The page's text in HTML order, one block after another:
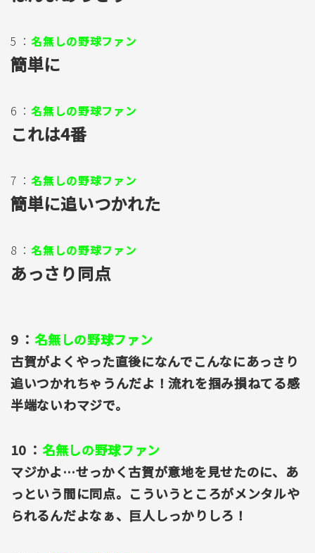
5 ：名無しの野球ファン
簡単に
6 ：名無しの野球ファン
これは4番
7 ：名無しの野球ファン
簡単に追いつかれた
8 ：名無しの野球ファン
あっさり同点
9 ：名無しの野球ファン
古賀がよくやった直後になんでこんなにあっさり
追いつかれちゃうんだよ！流れを掴み損ねてる感
半端ないわマジで。
10 ： 名無しの野球ファン
マジかよ…せっかく古賀が意地を見せたのに、あ
っという間に同点。こういうところがメンタルや
られるんだよなぁ、巨人しっかりしろ！